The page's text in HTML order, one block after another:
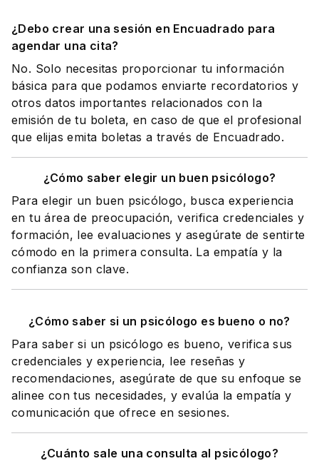
¿Debo crear una sesión en Encuadrado para
agendar una cita?
No. Solo necesitas proporcionar tu información
básica para que podamos enviarte recordatorios y
otros datos importantes relacionados con la
emisión de tu boleta, en caso de que el profesional
que elijas emita boletas a través de Encuadrado.
¿Cómo saber elegir un buen psicólogo?
Para elegir un buen psicólogo, busca experiencia
en tu área de preocupación, verifica credenciales y
formación, lee evaluaciones y asegúrate de sentirte
cómodo en la primera consulta. La empatía y la
confianza son clave.
¿Cómo saber si un psicólogo es bueno o no?
Para saber si un psicólogo es bueno, verifica sus
credenciales y experiencia, lee reseñas y
recomendaciones, asegúrate de que su enfoque se
alinee con tus necesidades, y evalúa la empatía y
comunicación que ofrece en sesiones.
¿Cuánto sale una consulta al psicólogo?